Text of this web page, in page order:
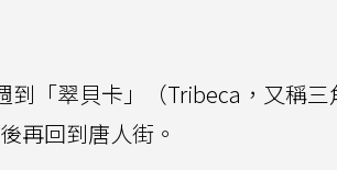
「翠貝卡」（Tribeca，又稱三
再回到唐人街。